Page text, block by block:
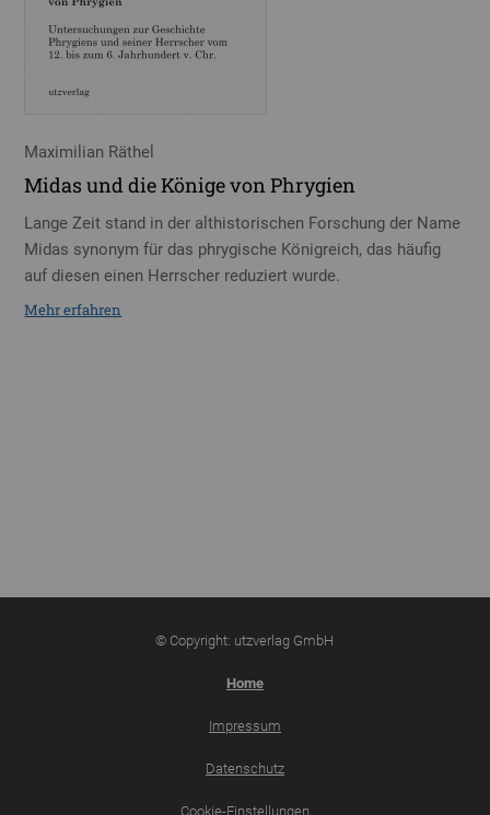
Maximilian Räthel
Midas und die Könige von Phrygien
Lange Zeit stand in der althistorischen Forschung der Name
Midas synonym für das phrygische Königreich, das häufig
auf diesen einen Herrscher reduziert wurde.
Mehr erfahren
© Copyright: utzverlag GmbH
Home
Impressum
Datenschutz
Cookie-Einstellungen